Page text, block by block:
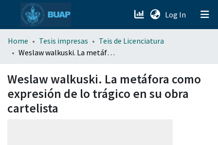
Log In (current)
menu.section.about_menu
Home Tesis impresas
Teis de Licenciatura
Weslaw walkuski. La metáfora como expresión de lo trágico en su obra cartelista
Weslaw walkuski. La metáfora como
expresión de lo trágico en su obra
cartelista